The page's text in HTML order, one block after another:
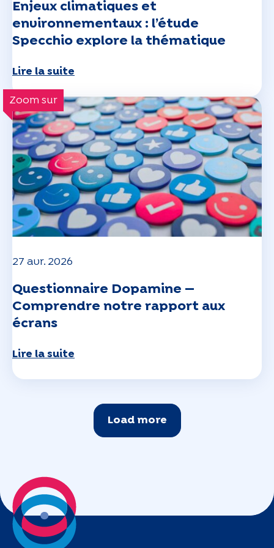
Enjeux climatiques et
environnementaux : l’étude
Specchio explore la thématique
Lire la suite
Zoom sur
27 avr. 2026
Questionnaire Dopamine —
Comprendre notre rapport aux
écrans
Lire la suite
Load more